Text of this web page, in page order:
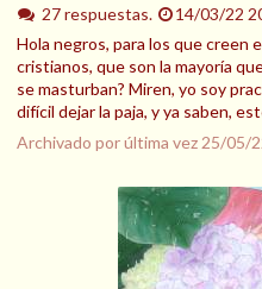
27 respuestas.
14/03/22
Hola negros, para los que creen
cristianos, que son la mayoría
se masturban? Miren, yo soy
difícil dejar la paja, y ya saben,
Archivado por última vez 25/05/